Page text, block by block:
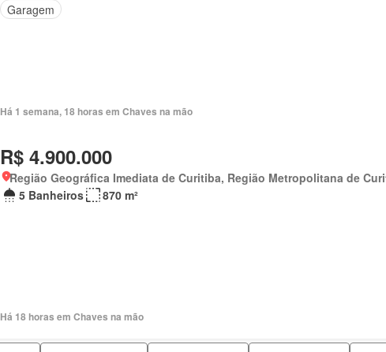
Garagem
Há 1 semana, 18 horas em Chaves na mão
R$ 4.900.000
Região Geográfica Imediata de Curitiba, Região Metropolitana de
5 Banheiros
870 m²
Há 18 horas em Chaves na mão